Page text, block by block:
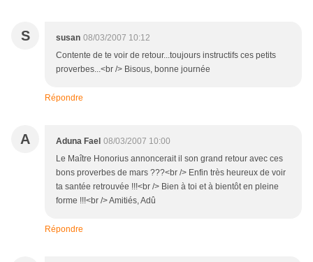
S susan 08/03/2007 10:12
Contente de te voir de retour...toujours instructifs ces petits
proverbes...<br /> Bisous, bonne journée
Répondre
A Aduna Fael 08/03/2007 10:00
Le Maître Honorius annoncerait il son grand retour avec ces
bons proverbes de mars ???<br /> Enfin très heureux de voir
ta santée retrouvée !!!<br /> Bien à toi et à bientôt en pleine
forme !!!<br /> Amitiés, Adû
Répondre